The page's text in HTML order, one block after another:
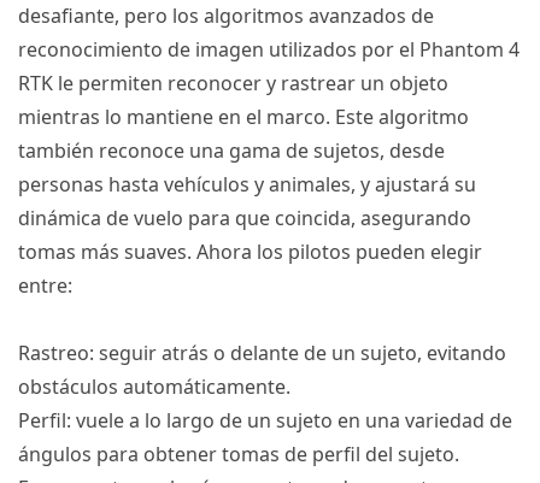
desafiante, pero los algoritmos avanzados de
reconocimiento de imagen utilizados por el Phantom 4
RTK le permiten reconocer y rastrear un objeto
mientras lo mantiene en el marco. Este algoritmo
también reconoce una gama de sujetos, desde
personas hasta vehículos y animales, y ajustará su
dinámica de vuelo para que coincida, asegurando
tomas más suaves. Ahora los pilotos pueden elegir
entre:
Rastreo: seguir atrás o delante de un sujeto, evitando
obstáculos automáticamente.
Perfil: vuele a lo largo de un sujeto en una variedad de
ángulos para obtener tomas de perfil del sujeto.